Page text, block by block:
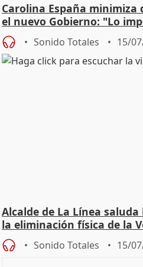
Carolina España minimiza
el nuevo Gobierno: "Lo
una leg
Sonido Totales 15/
Alcalde de La Línea
la eliminación física de la
Sonido Totales 15/